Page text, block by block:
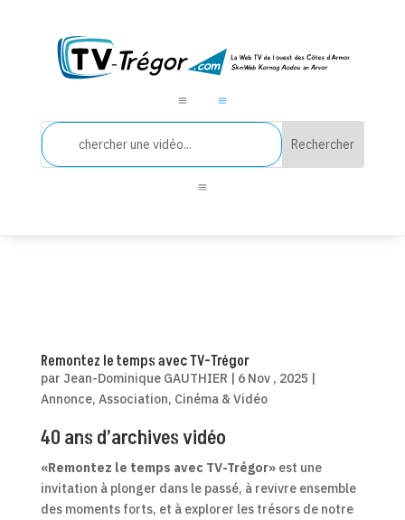
a a
a
Remontez le temps avec TV-Trégor
par Jean-Dominique GAUTHIER | 6 Nov , 2025 |
Annonce, Association, Cinéma & Vidéo
40 ans d’archives vidéo
«Remontez le temps avec TV-Trégor»est une
invitation à plonger dans le passé, à revivre ensemble
des moments forts, et à explorer les trésors de notre